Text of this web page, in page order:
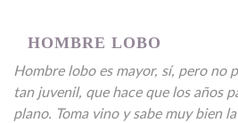
HOMBRE LOBO
Hombre lobo es mayor, sí, pero no
tan juvenil, que hace que los años
plano. Toma vino y sabe muy bien